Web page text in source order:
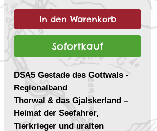
In den Warenkorb
Sofortkauf
DSA5 Gestade des Gottwals -
Regionalband
Thorwal & das Gjalskerland –
Heimat der Seefahrer,
Tierkrieger und uralten